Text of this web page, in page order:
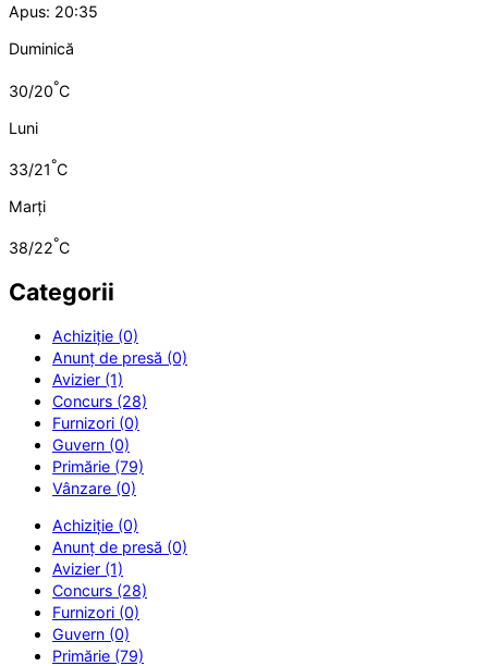
Apus: 20:35
Duminică
30/20°C
Luni
33/21°C
Marți
38/22°C
Categorii
Achiziție (0)
Anunț de presă (0)
Avizier (1)
Concurs (28)
Furnizori (0)
Guvern (0)
Primărie (79)
Vânzare (0)
Achiziție (0)
Anunț de presă (0)
Avizier (1)
Concurs (28)
Furnizori (0)
Guvern (0)
Primărie (79)